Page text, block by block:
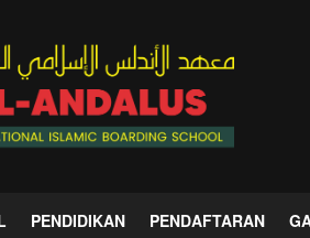
PENDIDIKAN PENDAFTARAN